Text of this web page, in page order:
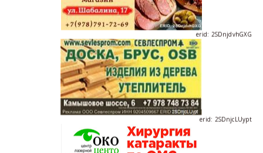
erid: 2SDnjdvhGXG